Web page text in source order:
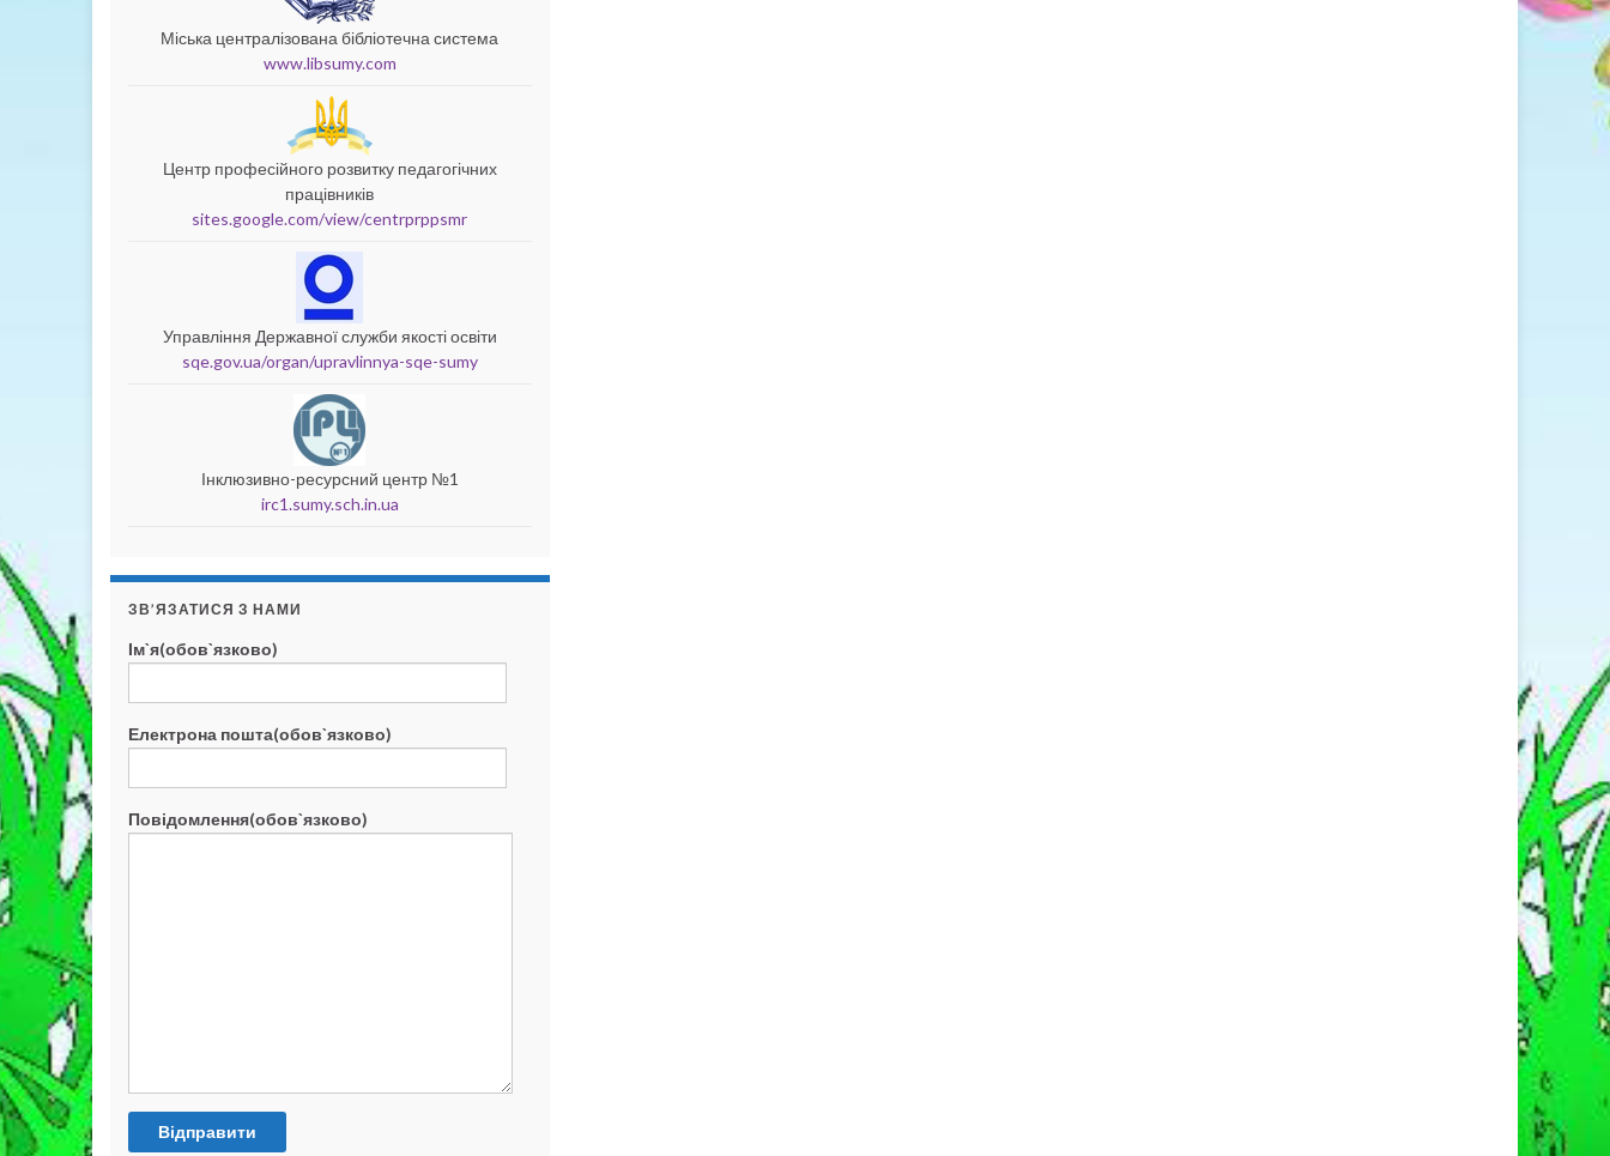
Міська централізована бібліотечна система
www.libsumy.com
Центр професійного розвитку педагогічних
працівників
sites.google.com/view/centrprppsmr
Управління Державної служби якості освіти
sqe.gov.ua/organ/upravlinnya-sqe-sumy
Інклюзивно-ресурсний центр №1
irc1.sumy.sch.in.ua
ЗВ’ЯЗАТИСЯ З НАМИ
Ім`я(обов`язково)
Електрона пошта(обов`язково)
Повідомлення(обов`язково)